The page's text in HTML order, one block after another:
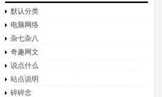
默认分类
电脑网络
杂七杂八
奇趣网文
说点什么
站点说明
碎碎念